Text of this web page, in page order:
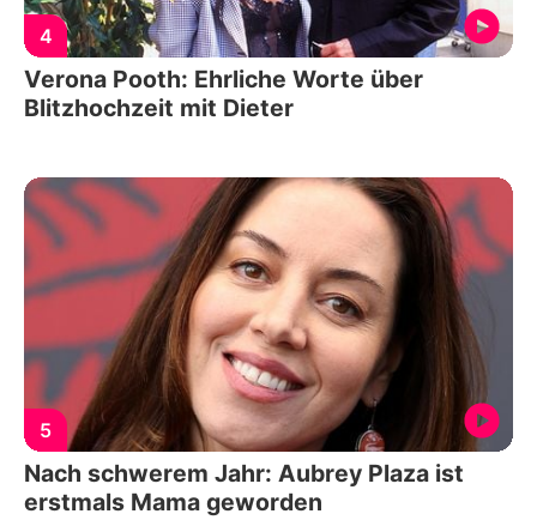
4
Verona Pooth: Ehrliche Worte über
Blitzhochzeit mit Dieter
5
Nach schwerem Jahr: Aubrey Plaza ist
erstmals Mama geworden